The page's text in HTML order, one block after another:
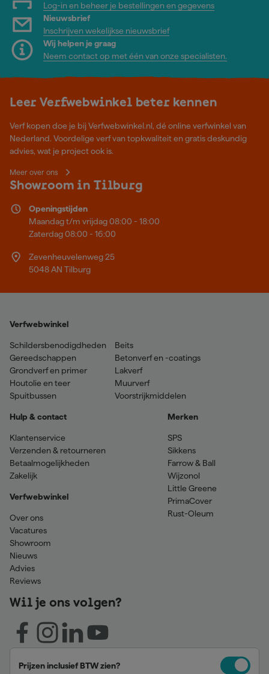
Log-in en beheer je bestellingen en gegevens
Nieuwsbrief
Inschrijven wekelijkse nieuwsbrief
Wij helpen je graag
Neem contact op met één van onze specialisten.
Leer Verfwebwinkel beter kennen
Verf kopen doe je bij Verfwebwinkel.nl, dé online verfwinkel van
Nederland. Voordelige verf van topkwaliteit en gratis deskundig
advies, wat je project ook is.
Meer over ons
Showroom in Tilburg
Openingstijden
Maandag t/m vrijdag 08:00 - 18:00
Zaterdag 08:00 - 16:00
Zevenheuvelenweg 25
5048 AN Tilburg
Verfwebwinkel
Schildersbenodigdheden
Gereedschappen
Grondverf en primer
Houtolie en teer
Spuitbussen
Beits
Betonverf en -coatings
Lakverf
Muurverf
Voorstrijkmiddelen
Hulp & contact
Klantenservice
Verzenden & retourneren
Betaalmogelijkheden
Zakelijk
Verfwebwinkel
Over ons
Vacatures
Showroom
Nieuws
Advies
Reviews
Merken
SPS
Sikkens
Farrow & Ball
Wijzonol
Little Greene
PrimaCover
Rust-Oleum
Wil je ons volgen?
Prijzen inclusief BTW zien?